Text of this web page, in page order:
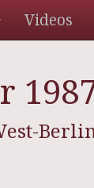
Videos